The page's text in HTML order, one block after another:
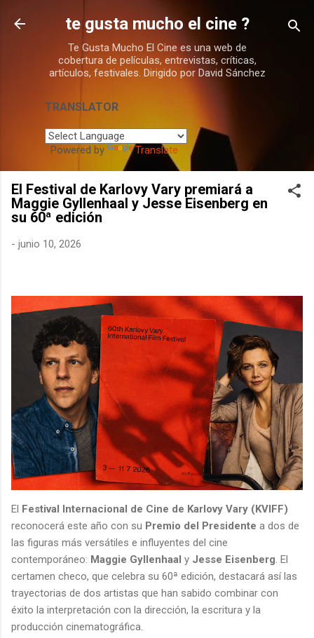
Ir al contenido principal
te gusta mucho el cine ?
Te Gusta Mucho El Cine es una web de
cobertura de películas, entrevistas, críticas,
artículos, festivales. Dirigido por David Sánchez
TRANSLATOR
Powered by Translate
El Festival de Karlovy Vary premiará a
Maggie Gyllenhaal y Jesse Eisenberg en
su 60ª edición
- junio 10, 2026
El Festival Internacional de Cine de Karlovy Vary (KVIFF)
reconocerá este año con su Premio del Presidente a dos de
las figuras más versátiles e influyentes del cine
contemporáneo: Maggie Gyllenhaal y Jesse Eisenberg. El
certamen checo, que celebra su 60ª edición, destacará así las
trayectorias de dos artistas que han sabido combinar con
éxito la interpretación con la dirección, la escritura y la
producción cinematográfica.